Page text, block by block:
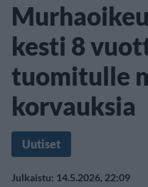
kesti 8
tuomitulle
korvauksia
Uutiset
Julkaistu: 14.5.2026, 22:09